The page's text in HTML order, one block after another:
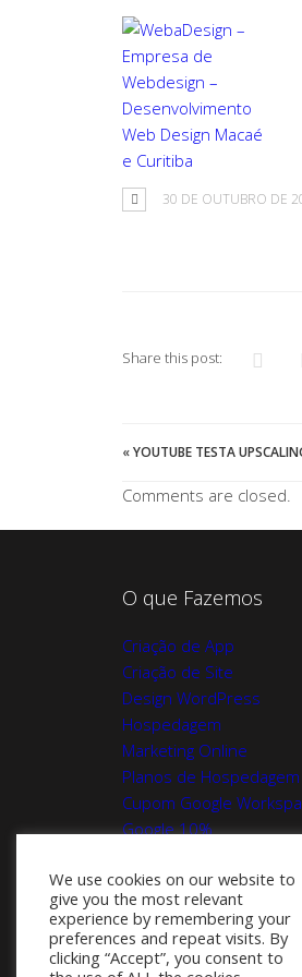
30 DE OUTUBRO DE
Share this post:
«YOUTUBE TESTA
Comments are closed.
O que Fazemos
Criação de App
Criação de Site
Design WordPress
Hospedagem
Marketing Online
Planos de Hospedagem
Cupom Google
Google 10%
Webadesign - Empresa
We use cookies on our website to
give you the most relevant
experience by remembering your
preferences and repeat visits. By
clicking “Accept”, you consent to